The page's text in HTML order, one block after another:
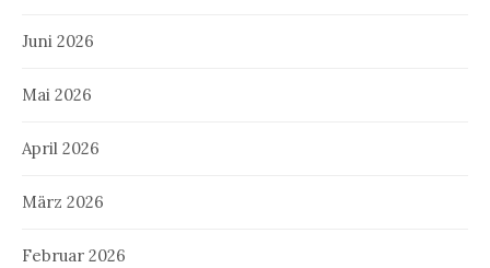
Juni 2026
Mai 2026
April 2026
März 2026
Februar 2026